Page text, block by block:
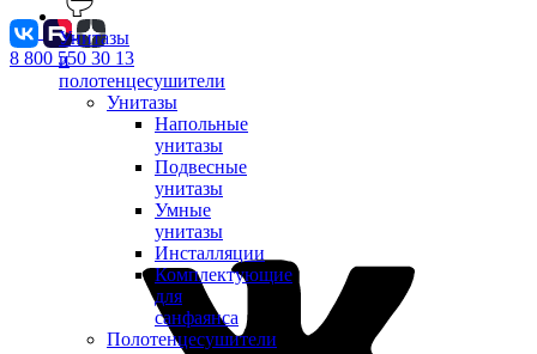
Унитазы
и
полотенцесушители
Унитазы
Напольные
унитазы
Подвесные
унитазы
Умные
унитазы
Инсталляции
Комплектующие
для
санфаянса
Полотенцесушители
8 800 550 30 13